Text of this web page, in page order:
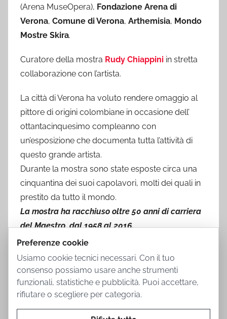
(Arena MuseOpera), Fondazione Arena di
Verona, Comune di Verona, Arthemisia, Mondo
Mostre Skira.
Curatore della mostra Rudy Chiappini in stretta
collaborazione con l’artista.
La città di Verona ha voluto rendere omaggio al
pittore di origini colombiane in occasione dell’
ottantacinquesimo compleanno con
un’esposizione che documenta tutta l’attività di
questo grande artista.
Durante la mostra sono state esposte circa una
cinquantina dei suoi capolavori, molti dei quali in
prestito da tutto il mondo.
La mostra ha racchiuso oltre 50 anni di carriera
del Maestro, dal 1958 al 2016.
Preferenze cookie
Usiamo cookie tecnici necessari. Con il tuo
consenso possiamo usare anche strumenti
funzionali, statistiche e pubblicità. Puoi accettare,
rifiutare o scegliere per categoria.